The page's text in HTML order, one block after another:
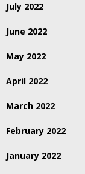
July 2022
June 2022
May 2022
April 2022
March 2022
February 2022
January 2022